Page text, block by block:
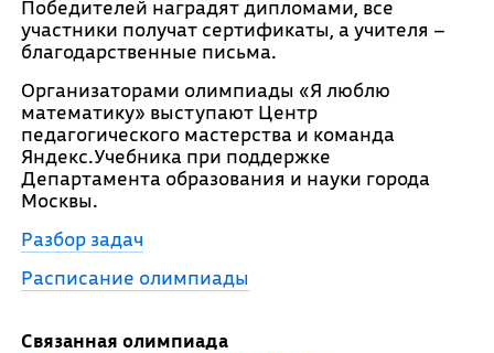
Победителей наградят дипломами, все
участники получат сертификаты, а учителя –
благодарственные письма.
Организаторами олимпиады «Я люблю
математику» выступают Центр
педагогического мастерства и команда
Яндекс.Учебника при поддержке
Департамента образования и науки города
Москвы.
Разбор задач
Расписание олимпиады
Связанная олимпиада